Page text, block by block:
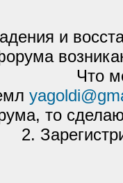
и
Что
то
2.